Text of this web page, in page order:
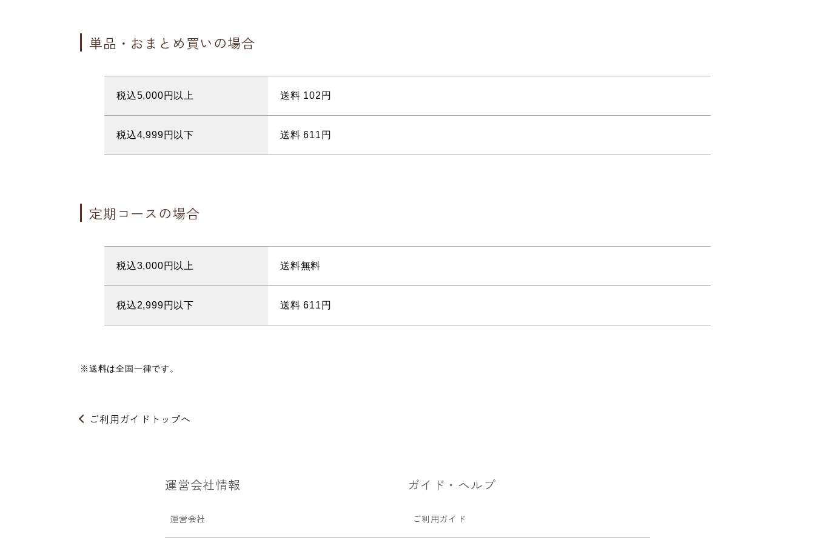
単品・おまとめ買いの場合
税込5,000円以上 送料 102円
税込4,999円以下 送料 611円
定期コースの場合
税込3,000円以上 送料無料
税込2,999円以下 送料 611円
※送料は全国一律です。
ご利用ガイドトップへ
運営会社情報
運営会社
ガイド・ヘルプ
ご利用ガイド